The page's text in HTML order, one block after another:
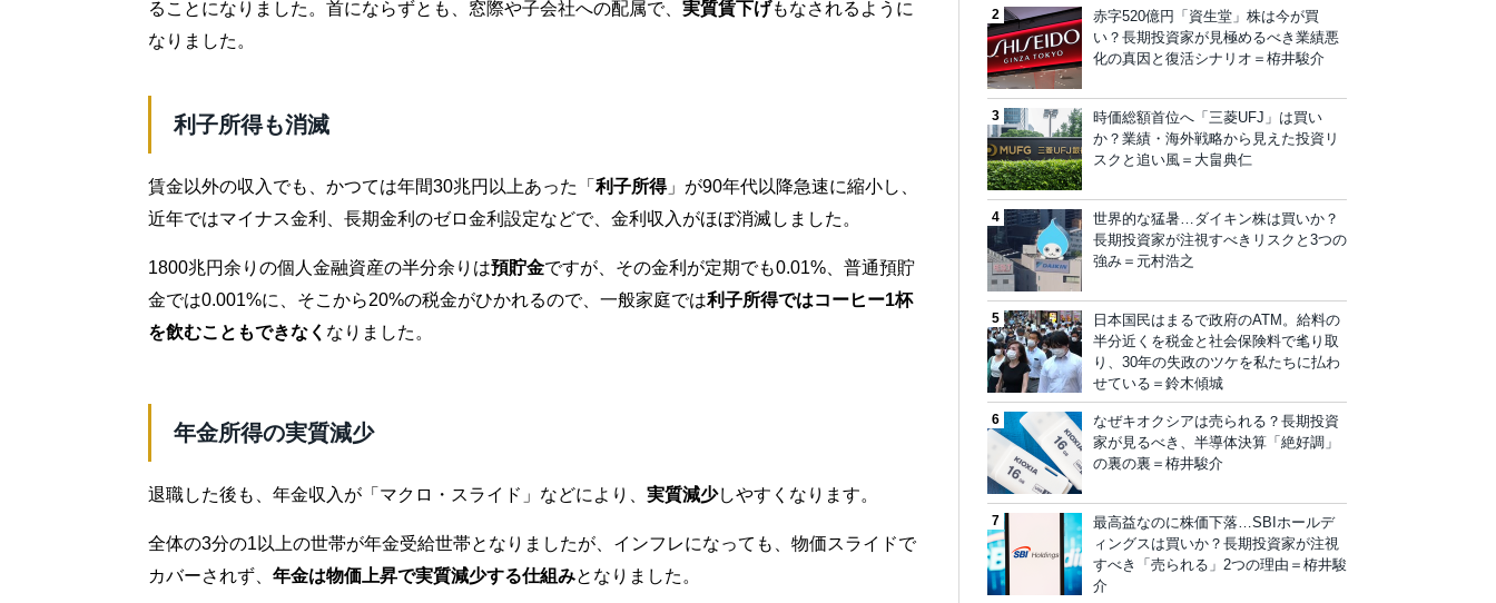
ることになりました。首にならずとも、窓際や子会社への配属で、 実質賃下げもなされるように
なりました。
利子所得も消滅
賃金以外の収入でも、かつては年間30兆円以上あった「 利子所得」が90年代以降急速に縮小し、
近年ではマイナス金利、長期金利のゼロ金利設定などで、金利収入がほぼ消滅しました。
1800兆円余りの個人金融資産の半分余りは預貯金ですが、その金利が定期でも0.01%、普通預貯
金では0.001%に、そこから20%の税金がひかれるので、一般家庭では利子所得ではコーヒー1杯
を飲むこともできなく なりました。
年金所得の実質減少
退職した後も、年金収入が「マクロ・スライド」などにより、 実質減少しやすくなります。
全体の3分の1以上の世帯が年金受給世帯となりましたが、インフレになっても、物価スライドで
カバーされず、 年金は物価上昇で実質減少する仕組みとなりました。
赤字520億円「資生堂」株は今が買
い？長期投資家が見極めるべき業績悪
化の真因と復活シナリオ＝栫井駿介
時価総額首位へ「三菱UFJ」は買い
か？業績・海外戦略から見えた投資リ
スクと追い風＝大畠典仁
世界的な猛暑…ダイキン株は買いか？
長期投資家が注視すべきリスクと3つの
強み＝元村浩之
日本国民はまるで政府のATM。給料の
半分近くを税金と社会保険料で毟り取
り、30年の失政のツケを私たちに払わ
せている＝鈴木傾城
なぜキオクシアは売られる？長期投資
家が見るべき、半導体決算「絶好調」
の裏の裏＝栫井駿介
最高益なのに株価下落…SBIホールデ
ィングスは買いか？長期投資家が注視
すべき「売られる」2つの理由＝栫井駿
介